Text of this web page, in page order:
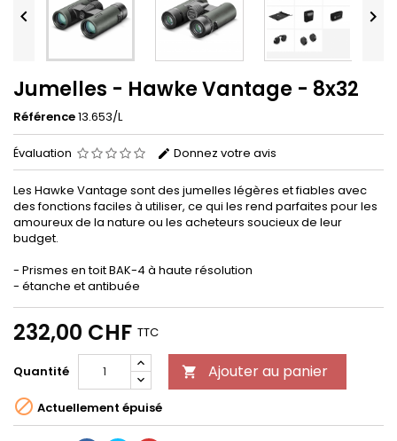
 
Jumelles - Hawke Vantage - 8x32
Référence13.653/L
Évaluation Donnez votre avis
Les Hawke Vantage sont des jumelles légères et fiables avec
des fonctions faciles à utiliser, ce qui les rend parfaites pour les
amoureux de la nature ou les acheteurs soucieux de leur
budget.
- Prismes en toit BAK-4 à haute résolution
- étanche et antibuée
232,00 CHF TTC
Quantité  Ajouter au panier
 Actuellement épuisé